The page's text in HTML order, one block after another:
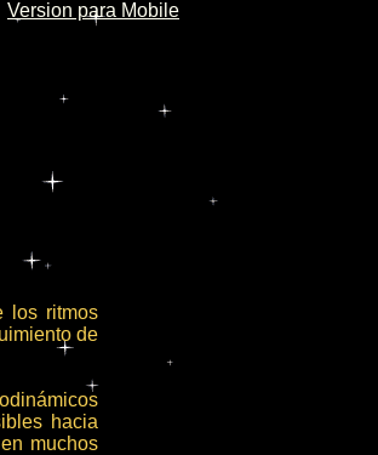
Version para Mobile
los ritmos
de
hacia
muchos